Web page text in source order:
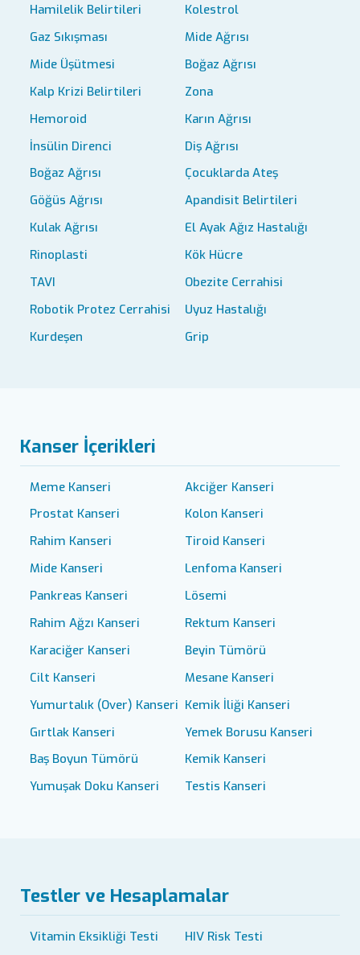
Hamilelik Belirtileri
Kolestrol
Gaz Sıkışması
Mide Ağrısı
Mide Üşütmesi
Boğaz Ağrısı
Kalp Krizi Belirtileri
Zona
Hemoroid
Karın Ağrısı
İnsülin Direnci
Diş Ağrısı
Boğaz Ağrısı
Çocuklarda Ateş
Göğüs Ağrısı
Apandisit Belirtileri
Kulak Ağrısı
El Ayak Ağız Hastalığı
Rinoplasti
Kök Hücre
TAVI
Obezite Cerrahisi
Robotik Protez Cerrahisi
Uyuz Hastalığı
Kurdeşen
Grip
Kanser İçerikleri
Meme Kanseri
Akciğer Kanseri
Prostat Kanseri
Kolon Kanseri
Rahim Kanseri
Tiroid Kanseri
Mide Kanseri
Lenfoma Kanseri
Pankreas Kanseri
Lösemi
Rahim Ağzı Kanseri
Rektum Kanseri
Karaciğer Kanseri
Beyin Tümörü
Cilt Kanseri
Mesane Kanseri
Yumurtalık (Over) Kanseri Kemik İliği Kanseri
Gırtlak Kanseri
Yemek Borusu Kanseri
Baş Boyun Tümörü
Kemik Kanseri
Yumuşak Doku Kanseri
Testis Kanseri
Testler ve Hesaplamalar
Vitamin Eksikliği Testi
HIV Risk Testi